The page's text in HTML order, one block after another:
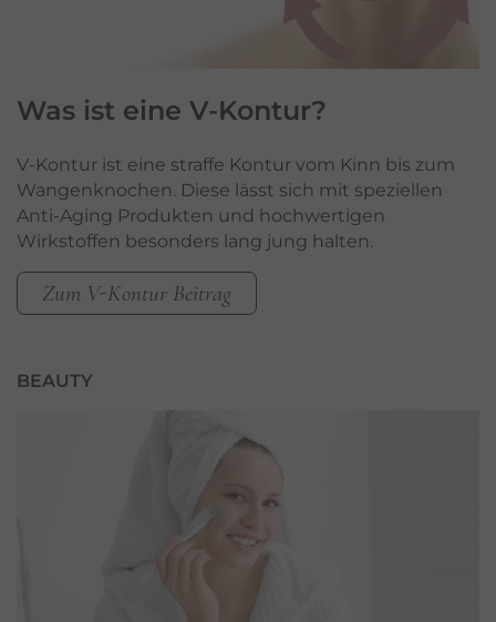
Was ist eine V-Kontur?
V-Kontur ist eine straffe Kontur vom Kinn bis zum
Wangenknochen. Diese lässt sich mit speziellen
Anti-Aging Produkten und hochwertigen
Wirkstoffen besonders lang jung halten.
Zum V-Kontur Beitrag
BEAUTY